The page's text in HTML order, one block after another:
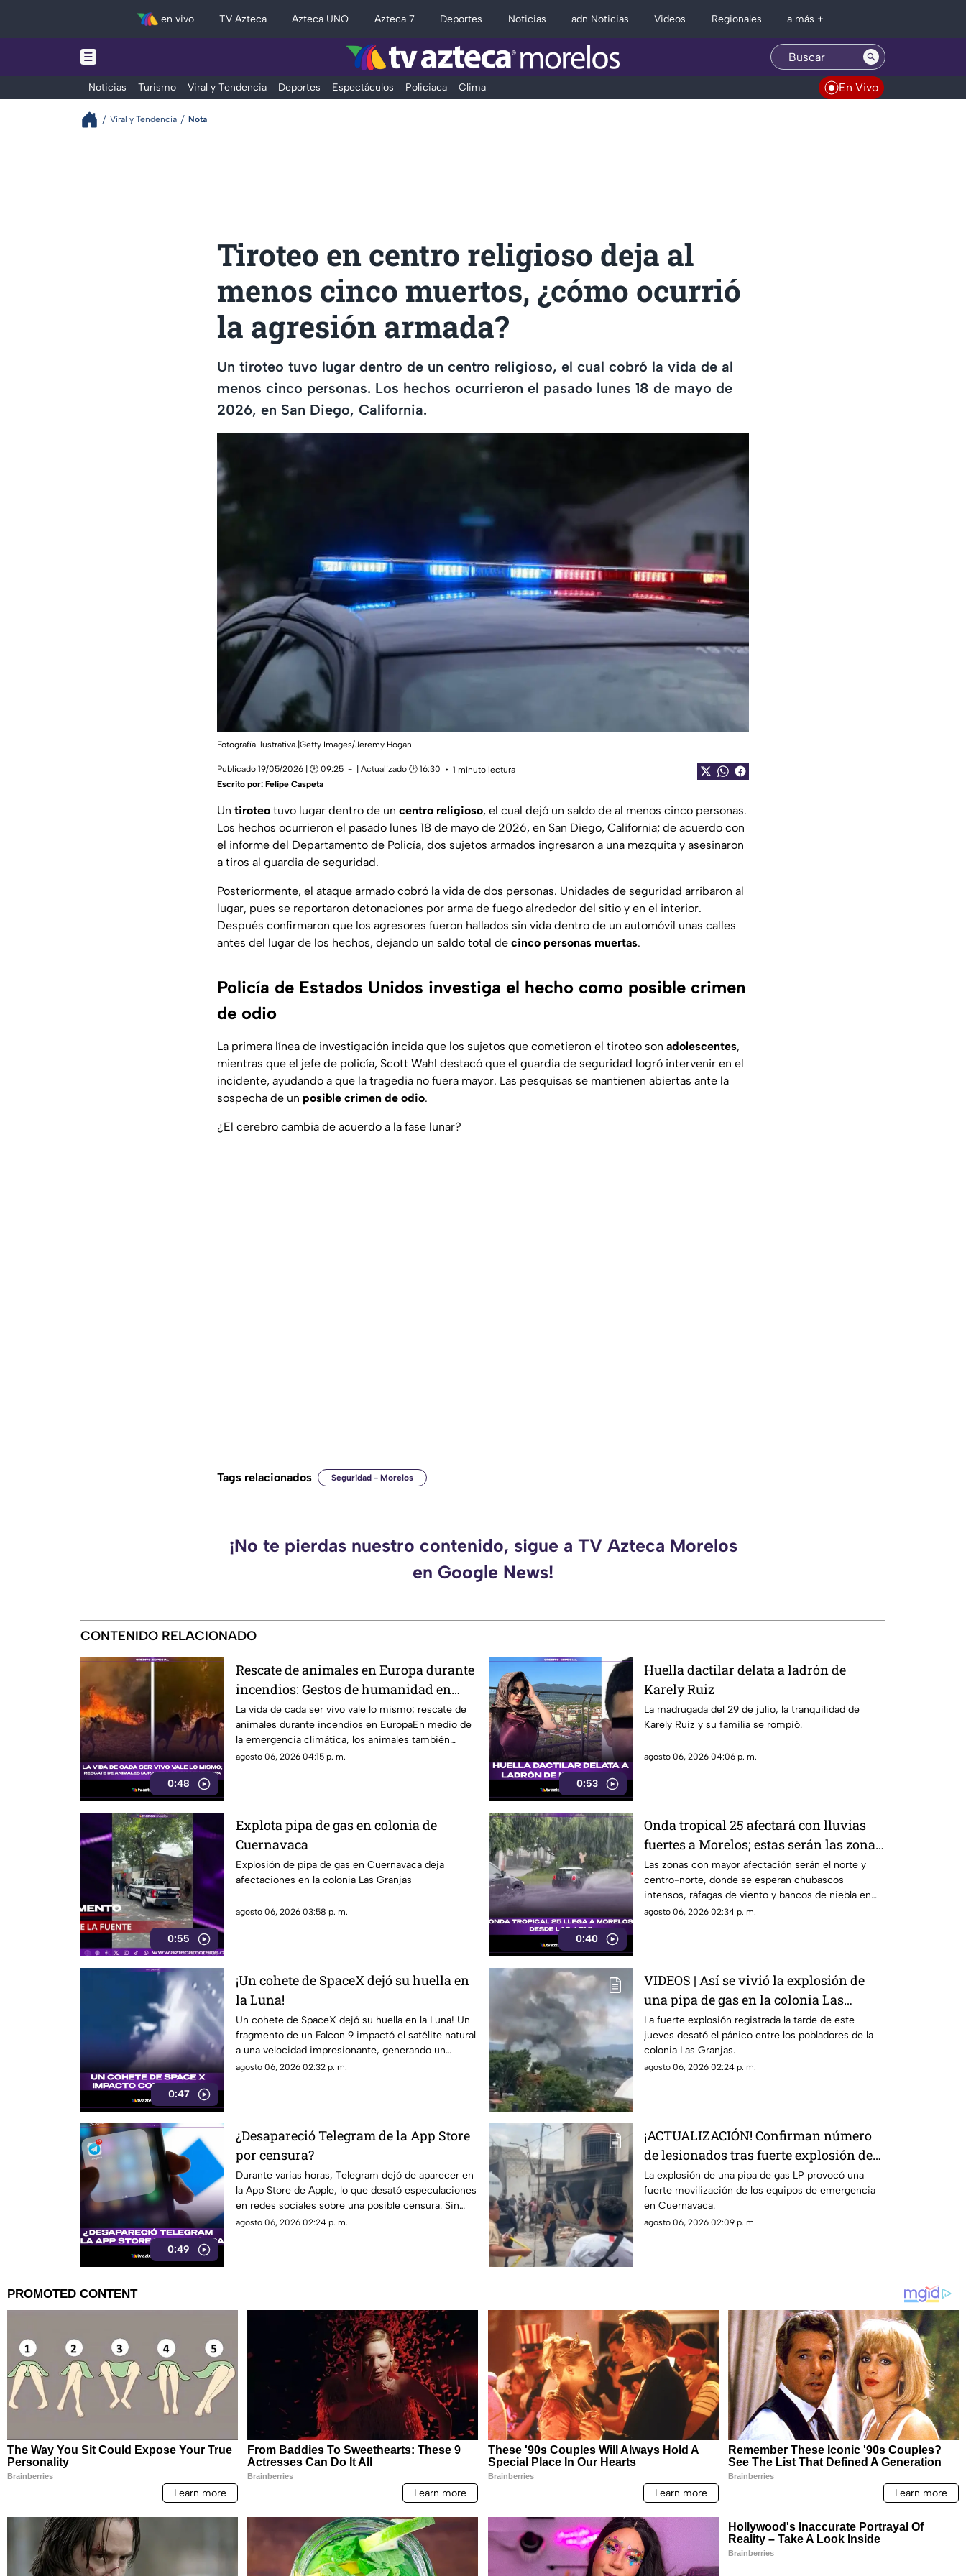
en vivo TV Azteca Azteca UNO Azteca 7 Deportes Noticias adn Noticias Videos Regionales a más +
Noticias Turismo Viral y Tendencia Deportes Espectáculos Policiaca Clima En Vivo
Viral y Tendencia Nota
Tiroteo en centro religioso deja al
menos cinco muertos, ¿cómo ocurrió
la agresión armada?
Un tiroteo tuvo lugar dentro de un centro religioso, el cual cobró la vida de al
menos cinco personas. Los hechos ocurrieron el pasado lunes 18 de mayo de
2026, en San Diego, California.
Fotografía ilustrativa.|Getty Images/Jeremy Hogan
Publicado 19/05/2026 | 🕑 09:25 | Actualizado 🕑 16:30
1 minuto lectura
Escrito por: Felipe Caspeta
Un tiroteo tuvo lugar dentro de un centro religioso, el cual dejó un saldo de al menos cinco personas.
Los hechos ocurrieron el pasado lunes 18 de mayo de 2026, en San Diego, California; de acuerdo con
el informe del Departamento de Policía, dos sujetos armados ingresaron a una mezquita y asesinaron
a tiros al guardia de seguridad.
Posteriormente, el ataque armado cobró la vida de dos personas. Unidades de seguridad arribaron al
lugar, pues se reportaron detonaciones por arma de fuego alrededor del sitio y en el interior.
Después confirmaron que los agresores fueron hallados sin vida dentro de un automóvil unas calles
antes del lugar de los hechos, dejando un saldo total de cinco personas muertas.
Policía de Estados Unidos investiga el hecho como posible crimen
de odio
La primera línea de investigación incida que los sujetos que cometieron el tiroteo son adolescentes,
mientras que el jefe de policía, Scott Wahl destacó que el guardia de seguridad logró intervenir en el
incidente, ayudando a que la tragedia no fuera mayor. Las pesquisas se mantienen abiertas ante la
sospecha de un posible crimen de odio.
¿El cerebro cambia de acuerdo a la fase lunar?
Tags relacionados Seguridad - Morelos
¡No te pierdas nuestro contenido, sigue a TV Azteca Morelos
en Google News!
CONTENIDO RELACIONADO
0:48
Rescate de animales en Europa durante
incendios: Gestos de humanidad en
medio de la emergencia climática
La vida de cada ser vivo vale lo mismo; rescate de
animales durante incendios en EuropaEn medio de
la emergencia climática, los animales también
encontraron refugio.
agosto 06, 2026 04:15 p. m.
0:53
Huella dactilar delata a ladrón de
Karely Ruiz
La madrugada del 29 de julio, la tranquilidad de
Karely Ruiz y su familia se rompió.
agosto 06, 2026 04:06 p. m.
0:55
Explota pipa de gas en colonia de
Cuernavaca
Explosión de pipa de gas en Cuernavaca deja
afectaciones en la colonia Las Granjas
agosto 06, 2026 03:58 p. m.
0:40
Onda tropical 25 afectará con lluvias
fuertes a Morelos; estas serán las zonas
y horas exactas
Las zonas con mayor afectación serán el norte y
centro-norte, donde se esperan chubascos
intensos, ráfagas de viento y bancos de niebla en
áreas montañosas. En el sur y sureste habrá
agosto 06, 2026 02:34 p. m.
0:47
¡Un cohete de SpaceX dejó su huella en
la Luna!
Un cohete de SpaceX dejó su huella en la Luna! Un
fragmento de un Falcon 9 impactó el satélite natural
a una velocidad impresionante, generando un
enorme cráter.
agosto 06, 2026 02:32 p. m.
VIDEOS | Así se vivió la explosión de
una pipa de gas en la colonia Las
Granjas, Cuernavaca
La fuerte explosión registrada la tarde de este
jueves desató el pánico entre los pobladores de la
colonia Las Granjas.
agosto 06, 2026 02:24 p. m.
0:49
¿Desapareció Telegram de la App Store
por censura?
Durante varias horas, Telegram dejó de aparecer en
la App Store de Apple, lo que desató especulaciones
en redes sociales sobre una posible censura. Sin
embargo, Pavel Durov, fundador de la aplicación,
agosto 06, 2026 02:24 p. m.
¡ACTUALIZACIÓN! Confirman número
de lesionados tras fuerte explosión de
pipa de gas en colonia Las Granjas
La explosión de una pipa de gas LP provocó una
fuerte movilización de los equipos de emergencia
en Cuernavaca.
agosto 06, 2026 02:09 p. m.